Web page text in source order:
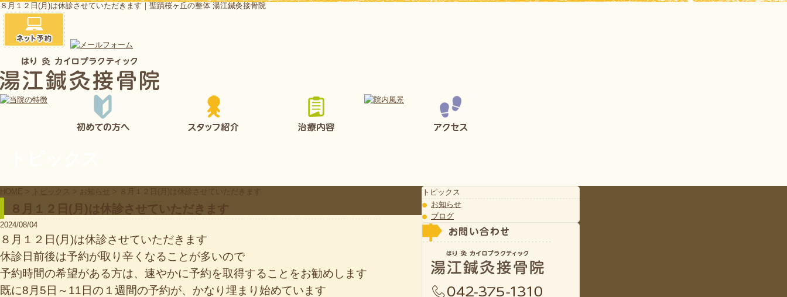
８月１２日(月)は休診させていただきます｜聖蹟桜ヶ丘の整体 湯江鍼灸接骨院
HOME > トピックス > お知らせ > ８月１２日(月)は休診させていただきます
８月１２日(月)は休診させていただきます
2024/08/04
８月１２日(月)は休診させていただきます
休診日前後は予約が取り辛くなることが多いので
予約時間の希望がある方は、速やかに予約を取得することをお勧めします
既に8月5日～11日の１週間の予約が、かなり埋まり始めています
トピックス
お知らせ
ブログ